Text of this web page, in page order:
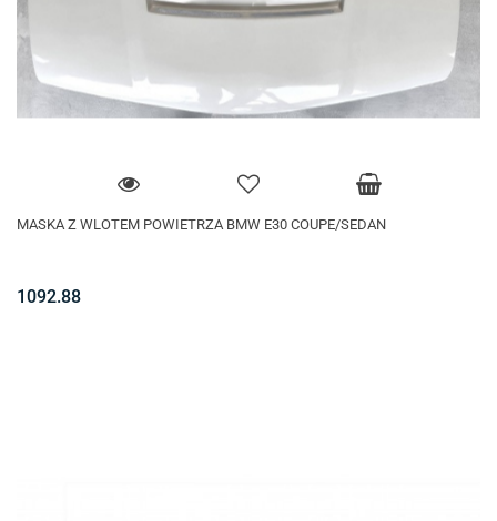
MASKA Z WLOTEM POWIETRZA BMW E30 COUPE/SEDAN
1092.88